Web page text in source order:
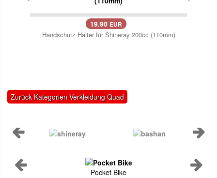
19.90 EUR
Handschutz Halter für Shineray 200cc (110mm)
Zurück Kategorien Verkleidung Quad
Pocket Bike